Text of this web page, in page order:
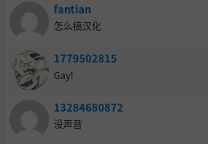
fantian
怎么搞汉化
1779502815
Gay!
13284680872
没声音